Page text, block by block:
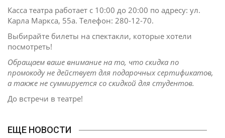
Касса театра работает с 10:00 до 20:00 по адресу: ул.
Карла Маркса, 55а. Телефон: 280-12-70.
Выбирайте билеты на спектакли, которые хотели
посмотреть!
Обращаем ваше внимание на то, что скидка по
промокоду не действует для подарочных сертификатов,
а также не суммируется со скидкой для студентов.
До встречи в театре!
ЕЩЕ НОВОСТИ